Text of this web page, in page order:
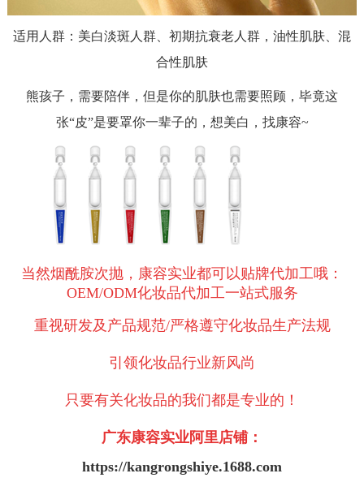
适用人群：美白淡斑人群、初期抗衰老人群，油性肌肤、混
合性肌肤
熊孩子，需要陪伴，但是你的肌肤也需要照顾，毕竟这
张“皮”是要罩你一辈子的，想美白，找康容~
当然烟酰胺次抛，康容实业都可以贴牌代加工哦：
OEM/ODM化妆品代加工一站式服务
重视研发及产品规范/严格遵守化妆品生产法规
引领化妆品行业新风尚
只要有关化妆品的我们都是专业的！
广东康容实业阿里店铺：
https://kangrongshiye.1688.com